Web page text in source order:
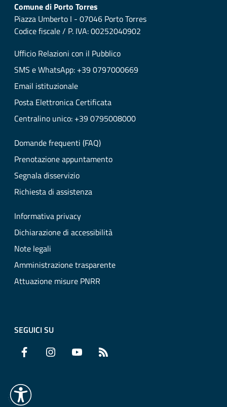
Comune di Porto Torres
Piazza Umberto I - 07046 Porto Torres
Codice fiscale / P. IVA: 00252040902
Ufficio Relazioni con il Pubblico
SMS e WhatsApp: +39 0797000669
Email istituzionale
Posta Elettronica Certificata
Centralino unico: +39 0795008000
Domande frequenti (FAQ)
Prenotazione appuntamento
Segnala disservizio
Richiesta di assistenza
Informativa privacy
Dichiarazione di accessibilità
Note legali
Amministrazione trasparente
Attuazione misure PNRR
SEGUICI SU
Facebook Instagram YouTube